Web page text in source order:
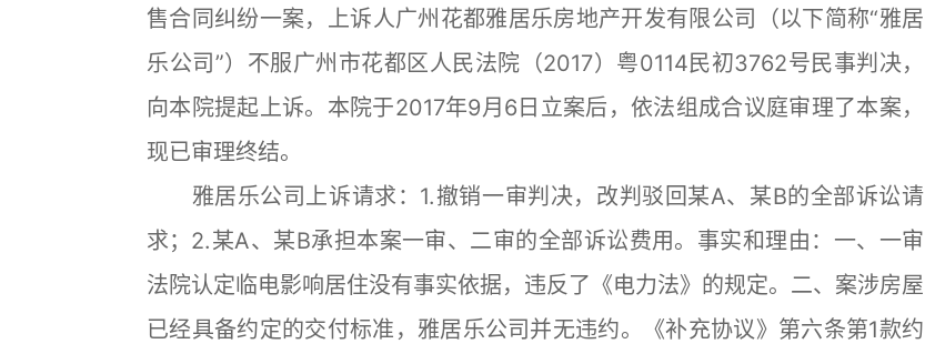
售合同纠纷一案，上诉人广州花都雅居乐房地产开发有限公司（以下简称“雅居
乐公司”）不服广州市花都区人民法院（2017）粤0114民初3762号民事判决，
向本院提起上诉。本院于2017年9月6日立案后，依法组成合议庭审理了本案，
现已审理终结。
雅居乐公司上诉请求：1.撤销一审判决，改判驳回某A、某B的全部诉讼请
求；2.某A、某B承担本案一审、二审的全部诉讼费用。事实和理由：一、一审
法院认定临电影响居住没有事实依据，违反了《电力法》的规定。二、案涉房屋
已经具备约定的交付标准，雅居乐公司并无违约。《补充协议》第六条第1款约